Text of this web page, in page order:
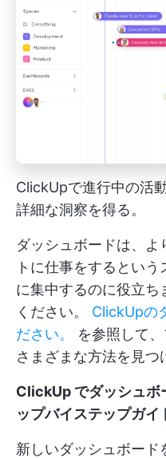
ClickUpで進行中の活
詳細な洞察を得る。
ダッシュボードは、
トに仕事をするとい
に集中するのに役立ち
ください。 ClickUpの
ださい。
を参照して
さまざまな方法を見つ
ClickUp でダッシュボ
ップバイステップガイ
新しいダッシュボード